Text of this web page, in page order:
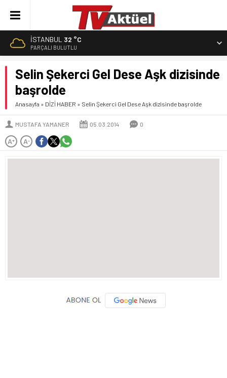
İSTANBUL 32 °C
PARÇALI BULUTLU
Selin Şekerci Gel Dese Aşk dizisinde
başrolde
Anasayfa » DİZİ HABER » Selin Şekerci Gel Dese Aşk dizisinde başrolde
MUSTAFA YAMANER 05.03.2014 0
A+ A-